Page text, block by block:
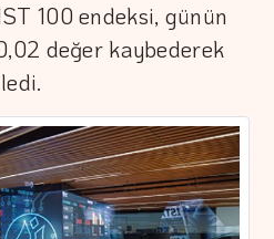
100 endeksi, günün
değer kaybederek